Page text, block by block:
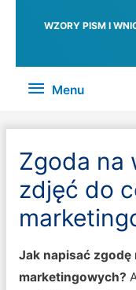
WZORY PISM I
Menu
Menu
Zgoda na
zdjęć do
Jak napisać
marketingowych?